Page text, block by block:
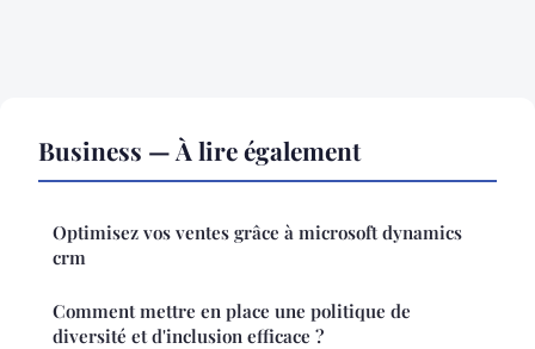
Business — À lire également
Optimisez vos ventes grâce à microsoft dynamics
crm
Comment mettre en place une politique de
diversité et d'inclusion efficace ?